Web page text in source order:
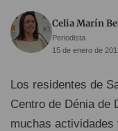
Celia Marín
Periodista
15 de enero de
Los residentes de
Centro de Dénia de
muchas